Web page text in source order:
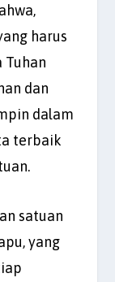
harus
Tuhan
dan
dalam
terbaik
satuan
yang